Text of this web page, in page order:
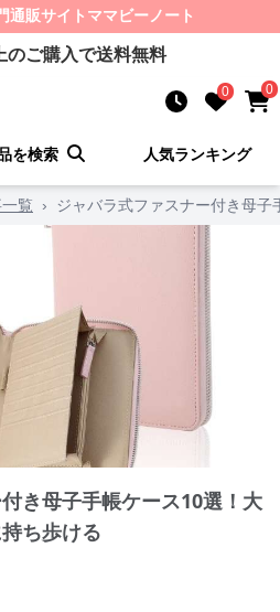
通販サイト ママビーノート
のご購入で送料無料
0 0
を検索 人気ランキング
覧 › ジャバラ式ファスナー付き母
き母子手帳ケース10選！大
ち歩ける